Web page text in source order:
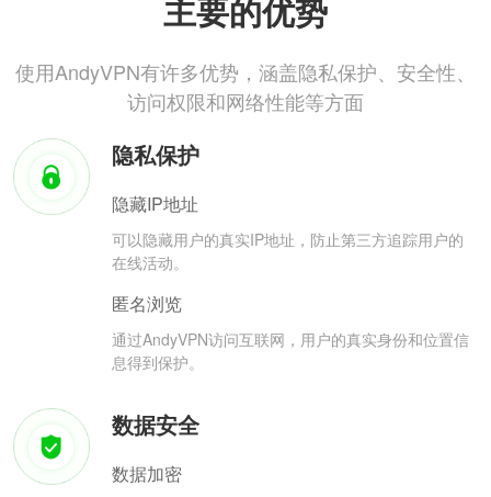
主要的优势
使用AndyVPN有许多优势，涵盖隐私保护、安全性、
访问权限和网络性能等方面
隐私保护
隐藏IP地址
可以隐藏用户的真实IP地址，防止第三方追踪用户的
在线活动。
匿名浏览
通过AndyVPN访问互联网，用户的真实身份和位置信
息得到保护。
数据安全
数据加密